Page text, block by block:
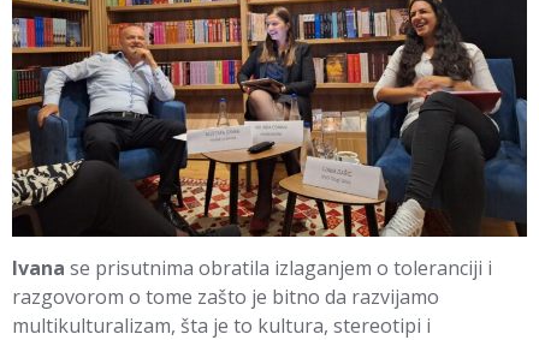
Ivana se prisutnima obratila izlaganjem o toleranciji i
razgovorom o tome zašto je bitno da razvijamo
multikulturalizam, šta je to kultura, stereotipi i